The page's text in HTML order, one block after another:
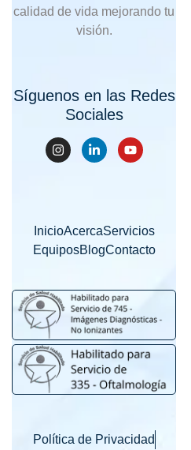
calidad de vida mejorando tu
visión.
Síguenos en las Redes
Sociales
InicioAcercaServicios
EquiposBlogContacto
Política de Privacidad